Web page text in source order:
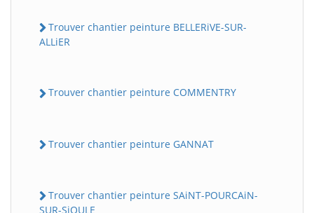
Trouver chantier peinture BELLERiVE-SUR-
ALLiER
Trouver chantier peinture COMMENTRY
Trouver chantier peinture GANNAT
Trouver chantier peinture SAiNT-POURCAiN-
SUR-SiOULE